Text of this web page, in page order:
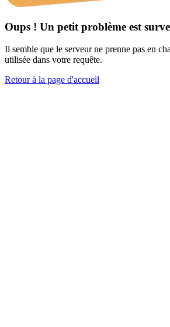
Oups ! Un petit problème est
Il semble que le serveur ne prenne pas en
utilisée dans votre requête.
Retour à la page d'accueil